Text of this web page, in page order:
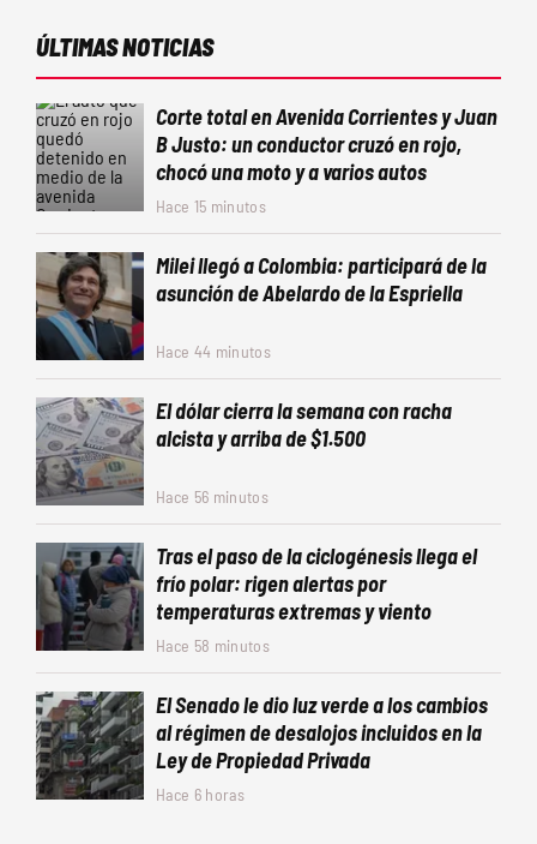
ÚLTIMAS NOTICIAS
Corte total en Avenida Corrientes y Juan
B Justo: un conductor cruzó en rojo,
chocó una moto y a varios autos
Hace 15 minutos
Milei llegó a Colombia: participará de la
asunción de Abelardo de la Espriella
Hace 44 minutos
El dólar cierra la semana con racha
alcista y arriba de $1.500
Hace 56 minutos
Tras el paso de la ciclogénesis llega el
frío polar: rigen alertas por
temperaturas extremas y viento
Hace 58 minutos
El Senado le dio luz verde a los cambios
al régimen de desalojos incluidos en la
Ley de Propiedad Privada
Hace 6 horas